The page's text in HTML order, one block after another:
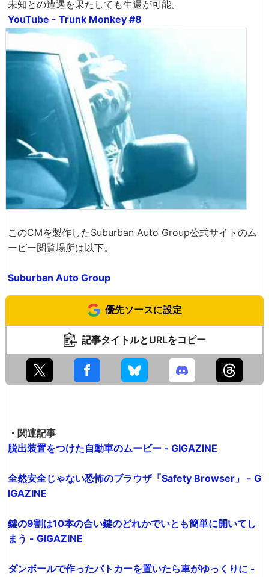
未知との遭遇を果たしても生還が可能。
YouTube - Trunk Monkey #8
このCMを製作したSuburban Auto Group公式サイトのム
ービー閲覧場所は以下。
Suburban Auto Group
優先ソースに設定
記事タイトルとURLをコピー
・関連記事
脱出装置をつけた自動車のムービー - GIGAZINE
全然安全じゃない恐怖のブラウザ「Safety Browser」 - G
IGAZINE
鍵の9割は10本の合い鍵のどれかでいとも簡単に開いてし
まう - GIGAZINE
ダンボールで作ったパトカーを置いたら車がゆっくりに -